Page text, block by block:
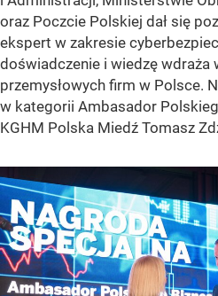
oraz Poczcie Polskiej dał się
ekspert w zakresie
doświadczenie i wiedzę wdraża
przemysłowych firm w Polsce.
w kategorii Ambasador
KGHM Polska Miedź Tomasz